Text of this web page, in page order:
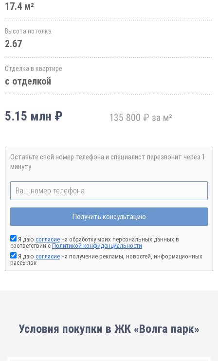
17.4 м²
Высота потолка
2.67
Отделка в квартире
с отделкой
5.15 млн ₽ 135 800 ₽ за м²
Оставьте свой номер телефона и специалист перезвонит через 1
минуту
Получить консультацию
Я даю согласие на обработку моих персональных данных в
соответствии с Политикой конфиденциальности
Я даю согласие на получение рекламы, новостей, информационных
рассылок
Условия покупки в ЖК «Волга парк»